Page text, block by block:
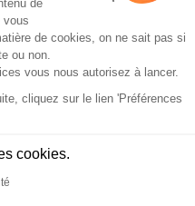
l’échec de l’Etat à
privatiser, c’est du
de la SNCF demander au
En clair, d’ouvrir la
Mieux, la direction
que les syndicats
feux, et l’argument